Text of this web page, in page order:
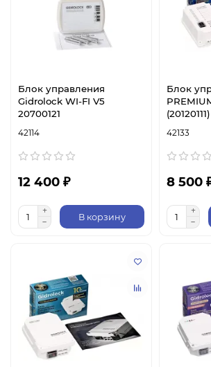
Блок управления
Gidrolock WI-FI V5
20700121
42114
12 400 ₽
В корзину
Блок
42133
8 500